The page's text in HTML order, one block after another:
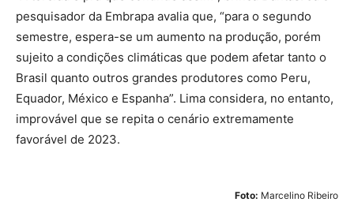
pesquisador da Embrapa avalia que, “para o segundo
semestre, espera-se um aumento na produção, porém
sujeito a condições climáticas que podem afetar tanto o
Brasil quanto outros grandes produtores como Peru,
Equador, México e Espanha”. Lima considera, no entanto,
improvável que se repita o cenário extremamente
favorável de 2023.
Foto: Marcelino Ribeiro